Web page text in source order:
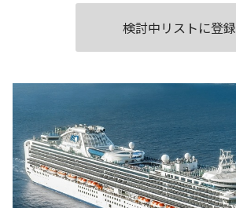
検討中リストに登録